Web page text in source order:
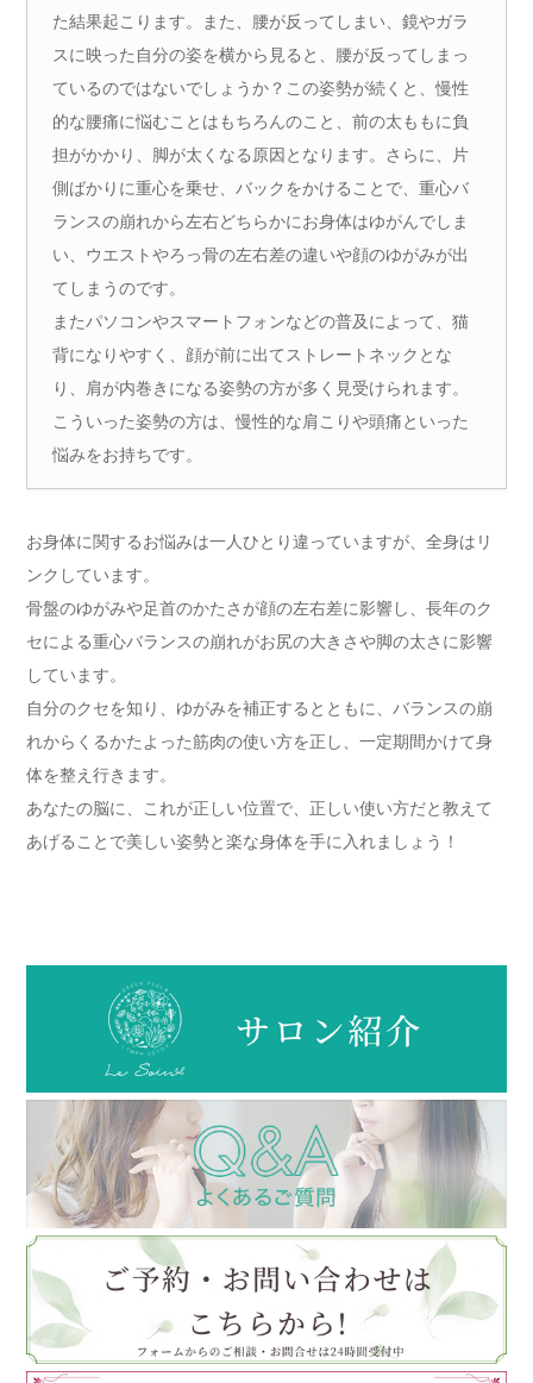
た結果起こります。また、腰が反ってしまい、鏡やガラ
スに映った自分の姿を横から見ると、腰が反ってしまっ
ているのではないでしょうか？この姿勢が続くと、慢性
的な腰痛に悩むことはもちろんのこと、前の太ももに負
担がかかり、脚が太くなる原因となります。さらに、片
側ばかりに重心を乗せ、バックをかけることで、重心バ
ランスの崩れから左右どちらかにお身体はゆがんでしま
い、ウエストやろっ骨の左右差の違いや顔のゆがみが出
てしまうのです。
またパソコンやスマートフォンなどの普及によって、猫
背になりやすく、顔が前に出てストレートネックとな
り、肩が内巻きになる姿勢の方が多く見受けられます。
こういった姿勢の方は、慢性的な肩こりや頭痛といった
悩みをお持ちです。
お身体に関するお悩みは一人ひとり違っていますが、全身はリ
ンクしています。
骨盤のゆがみや足首のかたさが顔の左右差に影響し、長年のク
セによる重心バランスの崩れがお尻の大きさや脚の太さに影響
しています。
自分のクセを知り、ゆがみを補正するとともに、バランスの崩
れからくるかたよった筋肉の使い方を正し、一定期間かけて身
体を整え行きます。
あなたの脳に、これが正しい位置で、正しい使い方だと教えて
あげることで美しい姿勢と楽な身体を手に入れましょう！